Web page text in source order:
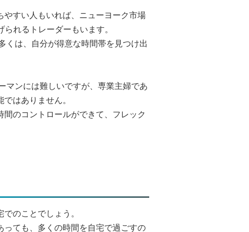
すい人もいれば、ニューヨーク市場
れるトレーダーもいます。
くは、自分が得意な時間帯を見つけ出
マンには難しいですが、専業主婦であ
はありません。
のコントロールができて、フレック
のことでしょう。
ても、多くの時間を自宅で過ごすの